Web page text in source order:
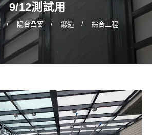
9/12測試用
陽台凸窗 鍛造 綜合工程